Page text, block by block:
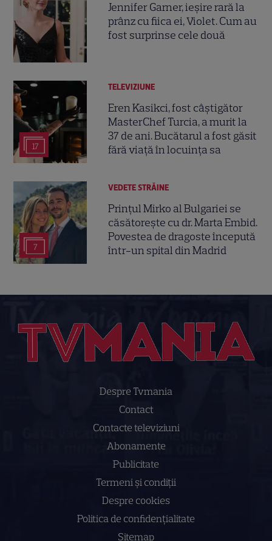
Jennifer Garner, ieșire rară la
prânz cu fiica ei, Violet. Cum au
fost surprinse cele două
17
TELEVIZIUNE
Eren Kasikci, fost câștigător
MasterChef Turcia, a murit la
37 de ani. Bucătarul a fost găsit
fără viață în locuința sa
7
VEDETE STRĂINE
Prințul Mirko al Bulgariei se
căsătorește cu dr. Marta Embid.
Povestea de dragoste începută
într-un spital din Madrid
Despre Tvmania
Contact
Contacte televiziuni
Abonamente
Publicitate
Termeni și condiții
Despre cookies
Politica de confidenţialitate
Sitemap